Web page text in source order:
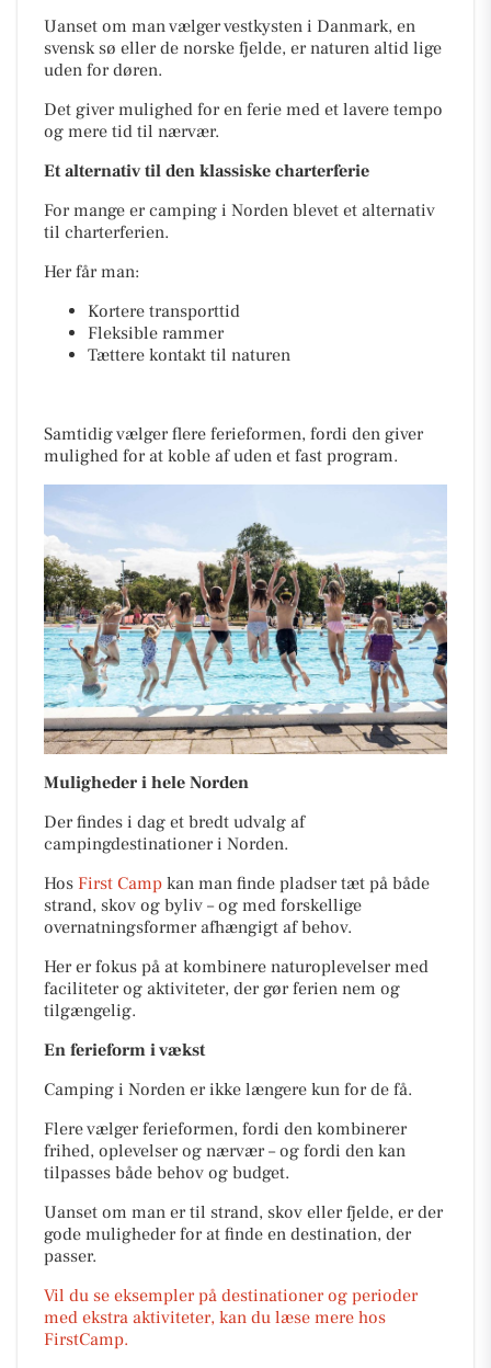
Uanset om man vælger vestkysten i Danmark, en
svensk sø eller de norske fjelde, er naturen altid lige
uden for døren.
Det giver mulighed for en ferie med et lavere tempo
og mere tid til nærvær.
Et alternativ til den klassiske charterferie
For mange er camping i Norden blevet et alternativ
til charterferien.
Her får man:
Kortere transporttid
Fleksible rammer
Tættere kontakt til naturen
Samtidig vælger flere ferieformen, fordi den giver
mulighed for at koble af uden et fast program.
Muligheder i hele Norden
Der findes i dag et bredt udvalg af
campingdestinationer i Norden.
Hos First Camp kan man finde pladser tæt på både
strand, skov og byliv – og med forskellige
overnatningsformer afhængigt af behov.
Her er fokus på at kombinere naturoplevelser med
faciliteter og aktiviteter, der gør ferien nem og
tilgængelig.
En ferieform i vækst
Camping i Norden er ikke længere kun for de få.
Flere vælger ferieformen, fordi den kombinerer
frihed, oplevelser og nærvær – og fordi den kan
tilpasses både behov og budget.
Uanset om man er til strand, skov eller fjelde, er der
gode muligheder for at finde en destination, der
passer.
Vil du se eksempler på destinationer og perioder
med ekstra aktiviteter, kan du læse mere hos
FirstCamp.